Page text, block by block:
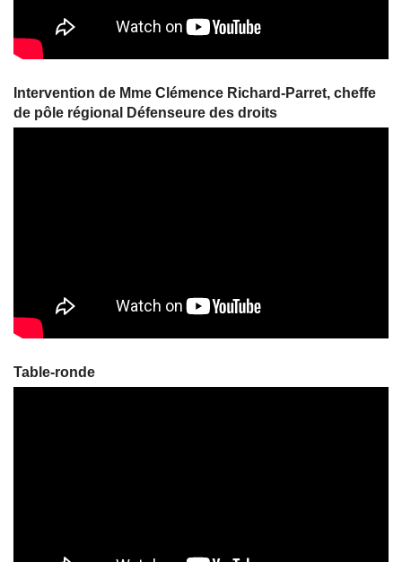
Intervention de Mme Clémence Richard-Parret, cheffe
de pôle régional Défenseure des droits
Table-ronde